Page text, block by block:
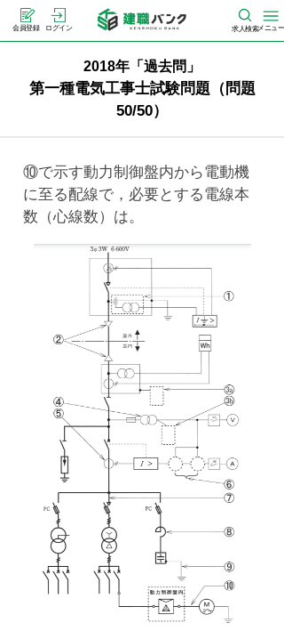
会員登録 ログイン 求人検索メニュー
2018年「過去問」
第一種電気工事士試験問題（問題
50/50）
⑩で示す動力制御盤内から電動機
に至る配線で，必要とする電線本
数（心線数）は。